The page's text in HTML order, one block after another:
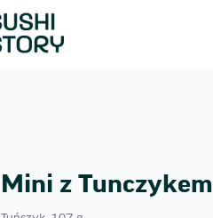
Mini z Tunczykem